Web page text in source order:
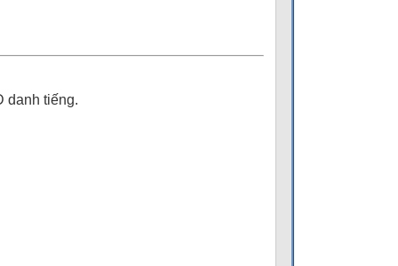
danh tiếng.